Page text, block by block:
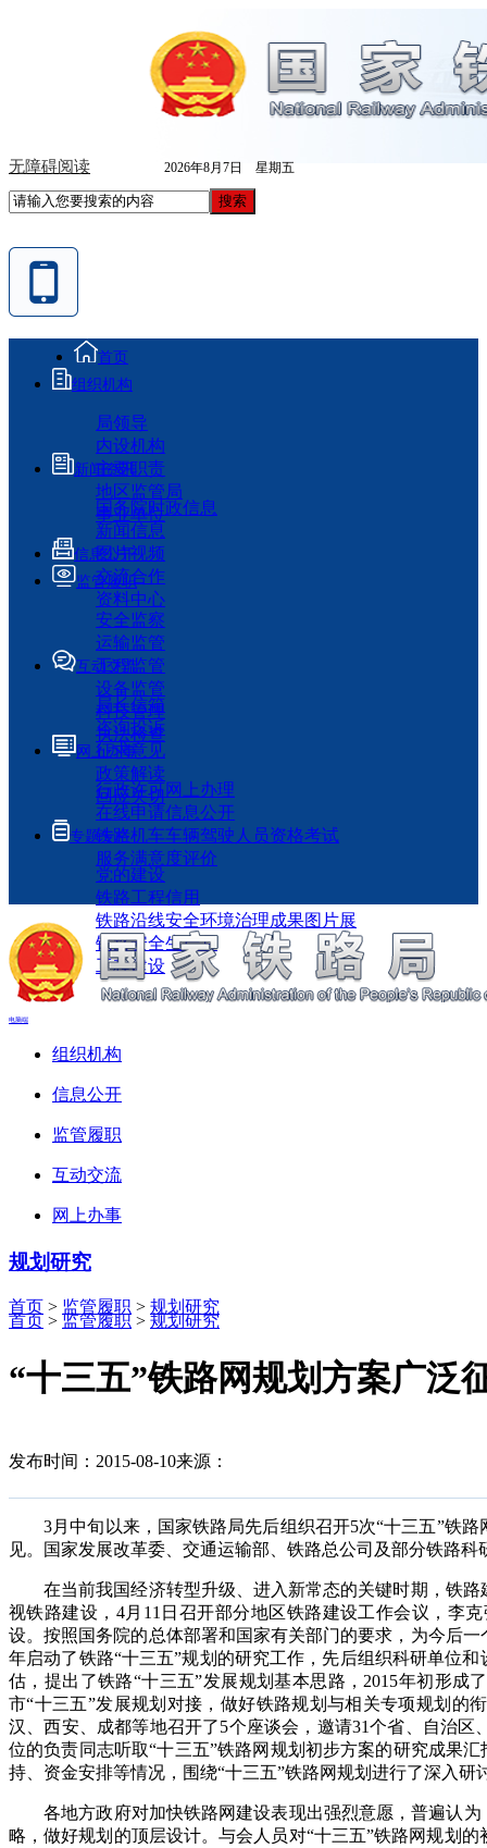
无障碍阅读 2026年8月7日 星期五
首页
组织机构
局领导
内设机构
主要职责
地区监管局
事业单位
新闻资讯
国务院时政信息
新闻信息
图片视频
交流合作
资料中心
信息公开
监管履职
安全监察
运输监管
工程监管
设备监管
科技管理
执法检查
互动交流
局长信箱
咨询投诉
征求意见
政策解读
回应关切
网上办事
行政许可网上办理
在线申请信息公开
铁路机车车辆驾驶人员资格考试
服务满意度评价
专题专栏
党的建设
铁路工程信用
铁路沿线安全环境治理成果图片展
铁路安全生产月
工程建设
电脑端
组织机构
信息公开
监管履职
互动交流
网上办事
规划研究
首页 > 监管履职 > 规划研究
首页 > 监管履职 > 规划研究
“十三五”铁路网规划方案广泛
发布时间：2015-08-10来源：
3月中旬以来，国家铁路局先后组织召开5次“十三五”铁路
见。国家发展改革委、交通运输部、铁路总公司及部分铁路
在当前我国经济转型升级、进入新常态的关键时期，铁路
视铁路建设，4月11日召开部分地区铁路建设工作会议，李
设。按照国务院的总体部署和国家有关部门的要求，为今后
年启动了铁路“十三五”规划的研究工作，先后组织科研单位
估，提出了铁路“十三五”发展规划基本思路，2015年初形
市“十三五”发展规划对接，做好铁路规划与相关专项规划的
汉、西安、成都等地召开了5个座谈会，邀请31个省、自治
位的负责同志听取“十三五”铁路网规划初步方案的研究成果
持、资金安排等情况，围绕“十三五”铁路网规划进行了深入研
各地方政府对加快铁路网建设表现出强烈意愿，普遍认为
略，做好规划的顶层设计。与会人员对“十三五”铁路网规划